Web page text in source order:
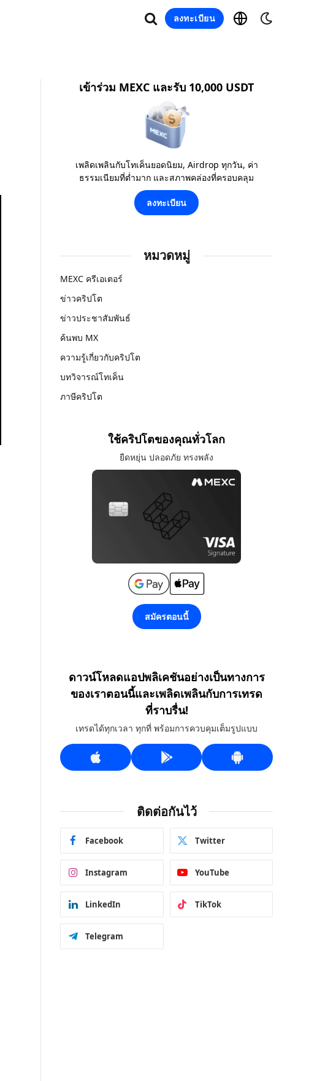
ลงทะเบียน
เข้าร่วม MEXC และรับ 10,000 USDT
เพลิดเพลินกับโทเค็นยอดนิยม, Airdrop ทุกวัน, ค่า
ธรรมเนียมที่ต่ำมาก และสภาพคล่องที่ครอบคลุม
ลงทะเบียน
หมวดหมู่
MEXC ครีเอเตอร์
ข่าวคริปโต
ข่าวประชาสัมพันธ์
ค้นพบ MX
ความรู้เกี่ยวกับคริปโต
บทวิจารณ์โทเค็น
ภาษีคริปโต
ใช้คริปโตของคุณทั่วโลก
ยืดหยุ่น ปลอดภัย ทรงพลัง
สมัครตอนนี้
ดาวน์โหลดแอปพลิเคชันอย่างเป็นทางการ
ของเราตอนนี้และเพลิดเพลินกับการเทรด
ที่ราบรื่น!
เทรดได้ทุกเวลา ทุกที่ พร้อมการควบคุมเต็มรูปแบบ
ติดต่อกันไว้
Facebook Twitter
Instagram YouTube
LinkedIn TikTok
Telegram